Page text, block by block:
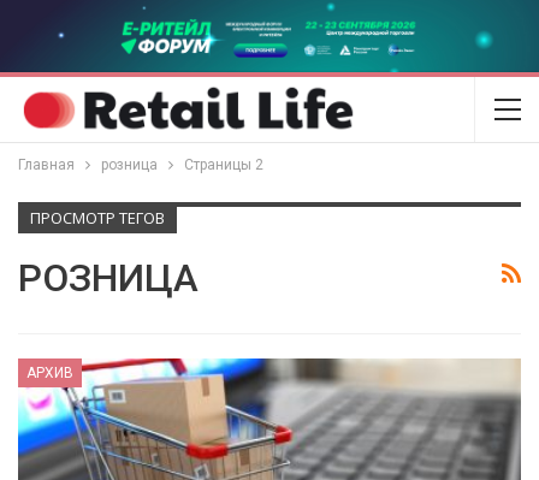
Главная розница Страницы 2
ПРОСМОТР ТЕГОВ
РОЗНИЦА
АРХИВ